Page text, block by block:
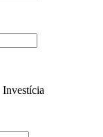
Investícia